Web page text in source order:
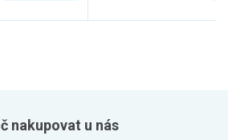
nakupovat u nás